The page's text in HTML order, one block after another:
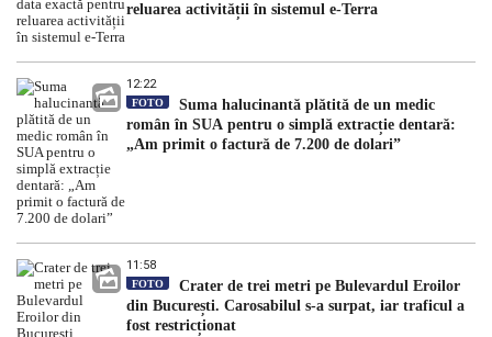
reluarea activității în sistemul e-Terra
12:22
FOTO
Suma halucinantă plătită de un medic
român în SUA pentru o simplă extracție dentară:
„Am primit o factură de 7.200 de dolari”
11:58
FOTO
Crater de trei metri pe Bulevardul Eroilor
din București. Carosabilul s-a surpat, iar traficul a
fost restricționat